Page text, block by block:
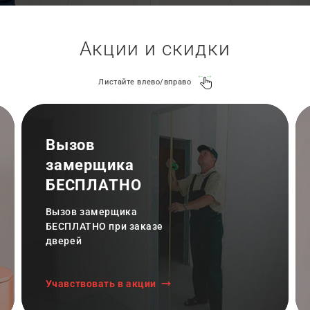
Акции и скидки
Листайте влево/вправо
Вызов
замерщика
БЕСПЛАТНО
Вызов замерщика
БЕСПЛАТНО при заказе
дверей
Учавствовать в акции